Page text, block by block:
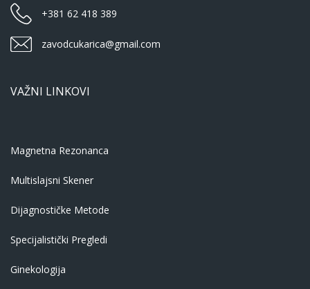
+381 62 418 389
zavodcukarica@gmail.com
VAŽNI LINKOVI
Magnetna Rezonanca
Multislajsni Skener
Dijagnostičke Metode
Specijalistički Pregledi
Ginekologija